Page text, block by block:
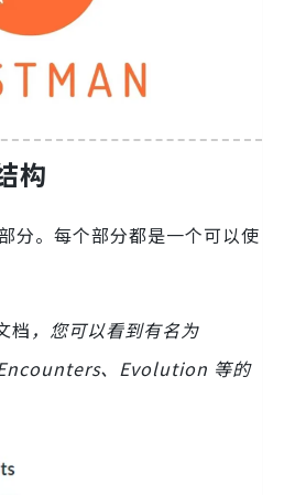
构
分。每个部分都是一个可以使
档 ，您可以看到有名为
、Evolution 等的